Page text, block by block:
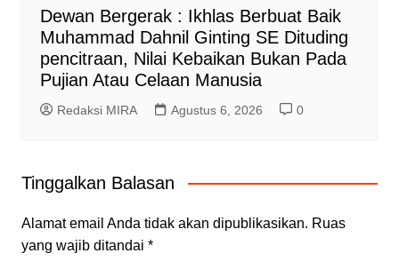
Dewan Bergerak : Ikhlas Berbuat Baik
Muhammad Dahnil Ginting SE Dituding
pencitraan, Nilai Kebaikan Bukan Pada
Pujian Atau Celaan Manusia
Redaksi MIRA Agustus 6, 2026 0
Tinggalkan Balasan
Alamat email Anda tidak akan dipublikasikan. Ruas
yang wajib ditandai *